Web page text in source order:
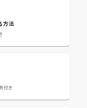
方法
付き